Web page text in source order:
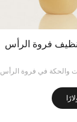
فروة الرأس
والحكة في فروة الرأس